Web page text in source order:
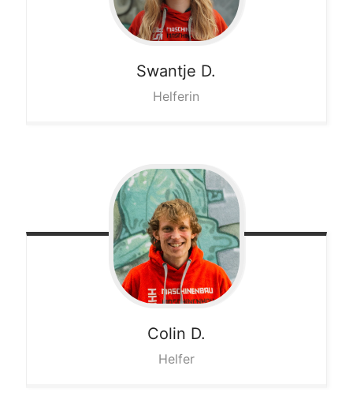
Swantje D.
Helferin
Colin D.
Helfer